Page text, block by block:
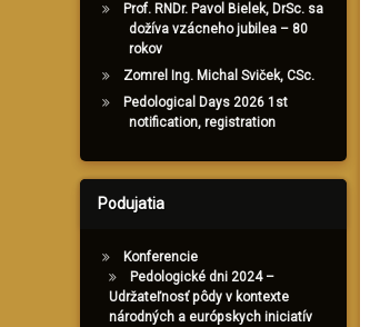
Prof. RNDr. Pavol Bielek, DrSc. sa
dožíva vzácneho jubilea – 80
rokov
Zomrel Ing. Michal Sviček, CSc.
Pedological Days 2026 1st
notification, registration
Podujatia
Konferencie
Pedologické dni 2024 –
Udržateľnosť pôdy v kontexte
národných a európskych iniciatív